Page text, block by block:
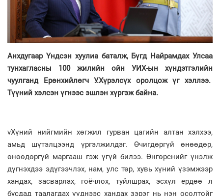
Анхдугаар Үндсэн хуулиа баталж, Бүгд Найрамдах Улсаа
тунхагласны 100 жилийн ойн УИХ-ын хүндэтгэлийн
чуулганд Ерөнхийлөгч У.Хүрэлсүх оролцож үг хэллээ.
Түүний хэлсэн үгнээс эшлэн хүргэж байна.
vХүний нийгмийн хөгжил гурван цагийн алтан хэлхээ,
амьд шүтэлцээнд үргэлжилдэг. Өчигдөргүй өнөөдөр,
өнөөдөргүй маргааш гэж үгүй билээ. Өнгөрснийг үнэлж
дүгнэхдээ эдүгээчлэх, нам, улс төр, хувь хүний үзэмжээр
хандах, засварлах, гоёчлох, туйлшрах, эсхүл ердөө л
бусдад таалагдах үүднээс хандах зэрэг нь нэн осолтойг